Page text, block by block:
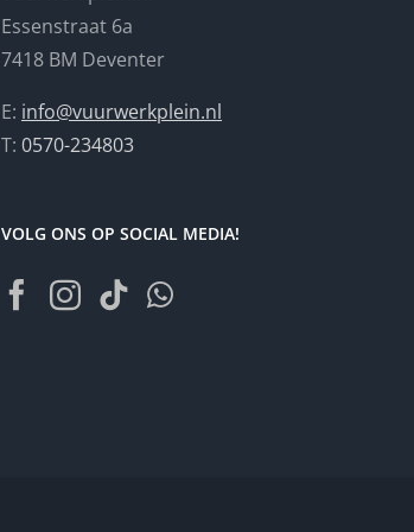
Essenstraat 6a
7418 BM Deventer
E: info@vuurwerkplein.nl
T: 0570-234803
VOLG ONS OP SOCIAL MEDIA!